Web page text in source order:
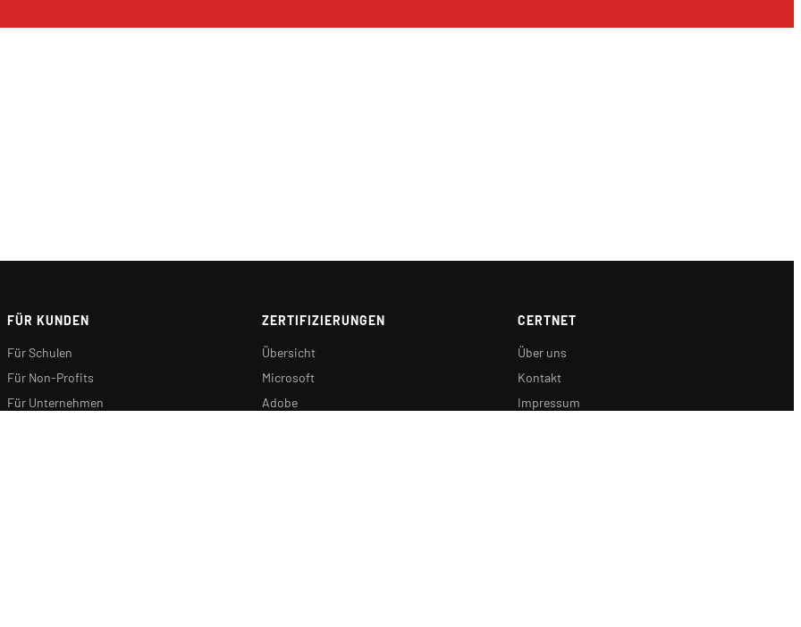
FÜR KUNDEN
Für Schulen
Für Non-Profits
Für Unternehmen
ZERTIFIZIERUNGEN
Übersicht
Microsoft
Adobe
CERTNET
Über uns
Kontakt
Impressum